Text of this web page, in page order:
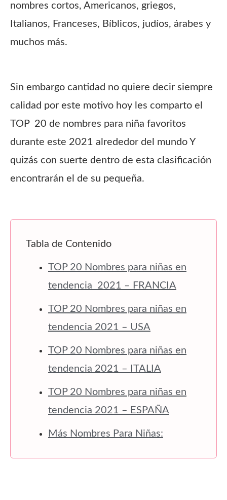
nombres cortos, Americanos, griegos,
Italianos, Franceses, Bíblicos, judíos, árabes y
muchos más.
Sin embargo cantidad no quiere decir siempre
calidad por este motivo hoy les comparto el
TOP 20 de nombres para niña favoritos
durante este 2021 alrededor del mundo Y
quizás con suerte dentro de esta clasificación
encontrarán el de su pequeña.
Tabla de Contenido
TOP 20 Nombres para niñas en
tendencia 2021 – FRANCIA
TOP 20 Nombres para niñas en
tendencia 2021 – USA
TOP 20 Nombres para niñas en
tendencia 2021 – ITALIA
TOP 20 Nombres para niñas en
tendencia 2021 – ESPAÑA
Más Nombres Para Niñas: